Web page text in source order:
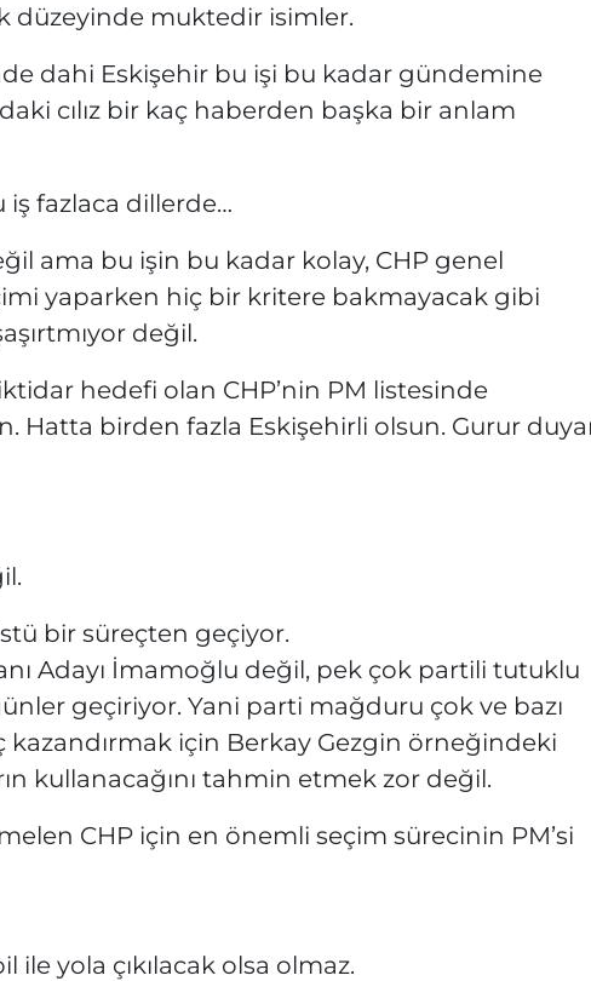
düzeyinde muktedir isimler.
dahi Eskişehir bu işi bu kadar gündemine
cılız bir kaç haberden başka bir anlam
fazlaca dillerde…
ama bu işin bu kadar kolay, CHP genel
yaparken hiç bir kritere bakmayacak gibi
değil.
hedefi olan CHP’nin PM listesinde
Hatta birden fazla Eskişehirli olsun. Gurur
bir süreçten geçiyor.
Adayı İmamoğlu değil, pek çok partili tutuklu
geçiriyor. Yani parti mağduru çok ve bazı
kazandırmak için Berkay Gezgin örneğindeki
kullanacağını tahmin etmek zor değil.
CHP için en önemli seçim sürecinin PM’si
ile yola çıkılacak olsa olmaz.